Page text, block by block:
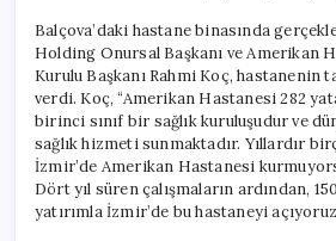
Balçova’daki hastane binasında
Holding Onursal Başkanı ve Amerikan
Kurulu Başkanı Rahmi Koç, hastanenin
verdi. Koç, “Amerikan Hastanesi 282
birinci sınıf bir sağlık kuruluşudur ve
sağlık hizmeti sunmaktadır. Yıllardır
İzmir’de Amerikan Hastanesi
Dört yıl süren çalışmaların ardından,
yatırımla İzmir’de bu hastaneyi